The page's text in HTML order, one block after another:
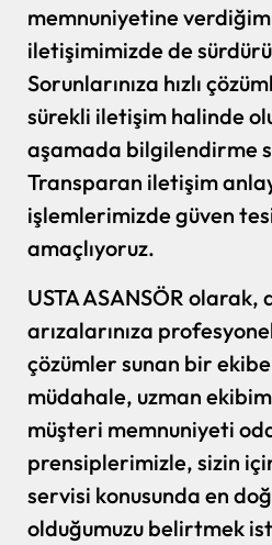
memnuniyetine
iletişimimizde de
Sorunlarınıza hızlı
sürekli iletişim halinde
aşamada bilgilendirme
Transparan iletişim
işlemlerimizde güven
amaçlıyoruz.
USTA ASANSÖR olarak,
arızalarınıza
çözümler sunan bir ekibe
müdahale, uzman
müşteri memnuniyeti
prensiplerimizle, sizin
servisi konusunda en
olduğumuzu belirtmek